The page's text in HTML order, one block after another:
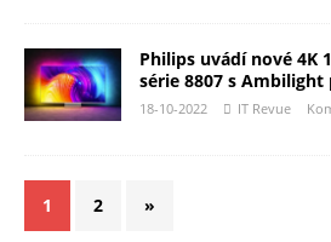
Philips uvádí nové 4K
série 8807 s Ambilight
18-10-2022 IT Revue
1 2 »